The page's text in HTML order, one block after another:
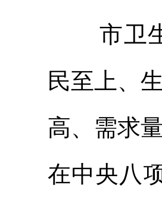
市卫
民至上、
高、需求
在中央八